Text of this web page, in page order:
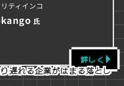
ティインコ
氏
詳しく
遅れる企業がはまる落とし